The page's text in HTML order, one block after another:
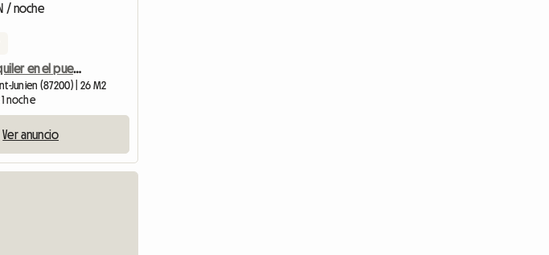
/ noche
Estudio en alquiler en el pueblo de La Bretagne St Junien 87
Junien (87200) | 26 M2
noche
Ver anuncio